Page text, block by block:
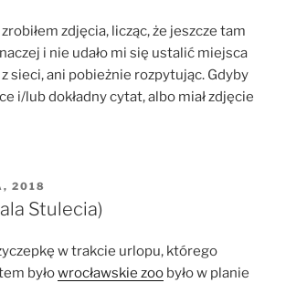
zdjęcia, licząc, że jeszcze tam
i nie udało mi się ustalić miejsca
sieci, ani pobieżnie rozpytując. Gdyby
i/lub dokładny cytat, albo miał zdjęcie
2018
Stulecia)
w trakcie urlopu, którego
byłowrocławskie zoo było w planie